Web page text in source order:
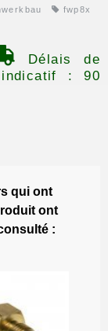
fwp8x
Délais de
indicatif : 90
qui ont
ont
: